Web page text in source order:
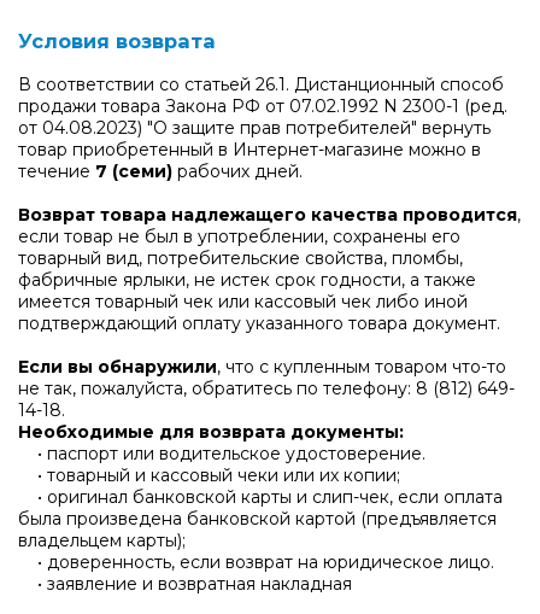
Условия возврата
В соответствии со статьей 26.1. Дистанционный способ
продажи товара Закона РФ от 07.02.1992 N 2300-1 (ред.
от 04.08.2023) "О защите прав потребителей" вернуть
товар приобретенный в Интернет-магазине можно в
течение 7 (семи) рабочих дней.
Возврат товара надлежащего качества проводится,
если товар не был в употреблении, сохранены его
товарный вид, потребительские свойства, пломбы,
фабричные ярлыки, не истек срок годности, а также
имеется товарный чек или кассовый чек либо иной
подтверждающий оплату указанного товара документ.
Если вы обнаружили, что с купленным товаром что-то
не так, пожалуйста, обратитесь по телефону: 8 (812) 649-
14-18.
Необходимые для возврата документы:
• паспорт или водительское удостоверение.
• товарный и кассовый чеки или их копии;
• оригинал банковской карты и слип-чек, если оплата
была произведена банковской картой (предъявляется
владельцем карты);
• доверенность, если возврат на юридическое лицо.
• заявление и возвратная накладная